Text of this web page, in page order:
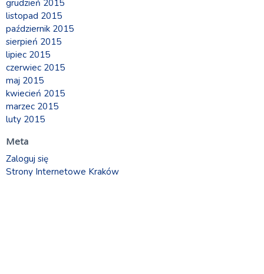
grudzień 2015
listopad 2015
październik 2015
sierpień 2015
lipiec 2015
czerwiec 2015
maj 2015
kwiecień 2015
marzec 2015
luty 2015
Meta
Zaloguj się
Strony Internetowe Kraków